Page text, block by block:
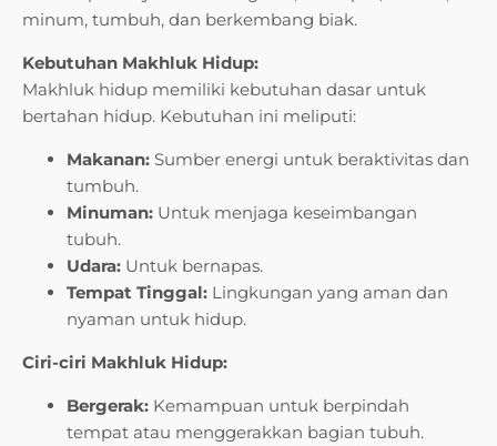
minum, tumbuh, dan berkembang biak.
Kebutuhan Makhluk Hidup:
Makhluk hidup memiliki kebutuhan dasar untuk
bertahan hidup. Kebutuhan ini meliputi:
Makanan: Sumber energi untuk beraktivitas dan
tumbuh.
Minuman: Untuk menjaga keseimbangan
tubuh.
Udara: Untuk bernapas.
Tempat Tinggal: Lingkungan yang aman dan
nyaman untuk hidup.
Ciri-ciri Makhluk Hidup:
Bergerak: Kemampuan untuk berpindah
tempat atau menggerakkan bagian tubuh.